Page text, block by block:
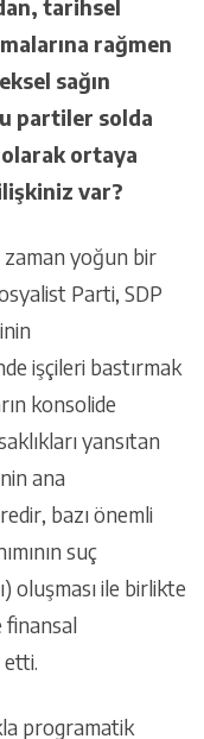
tarihsel
rağmen
sağın
partiler solda
ortaya
var?
zaman yoğun bir
Parti, SDP
işçileri bastırmak
konsolide
yansıtan
ana
bazı önemli
suç
oluşması ile birlikte
finansal
etti.
programatik